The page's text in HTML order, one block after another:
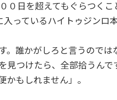
０日を超えてもぐらつくこ
っているハイトゥジンロ
。誰かがしろと言うのでは
見つけたら、全部拾うんで
もしれません」。